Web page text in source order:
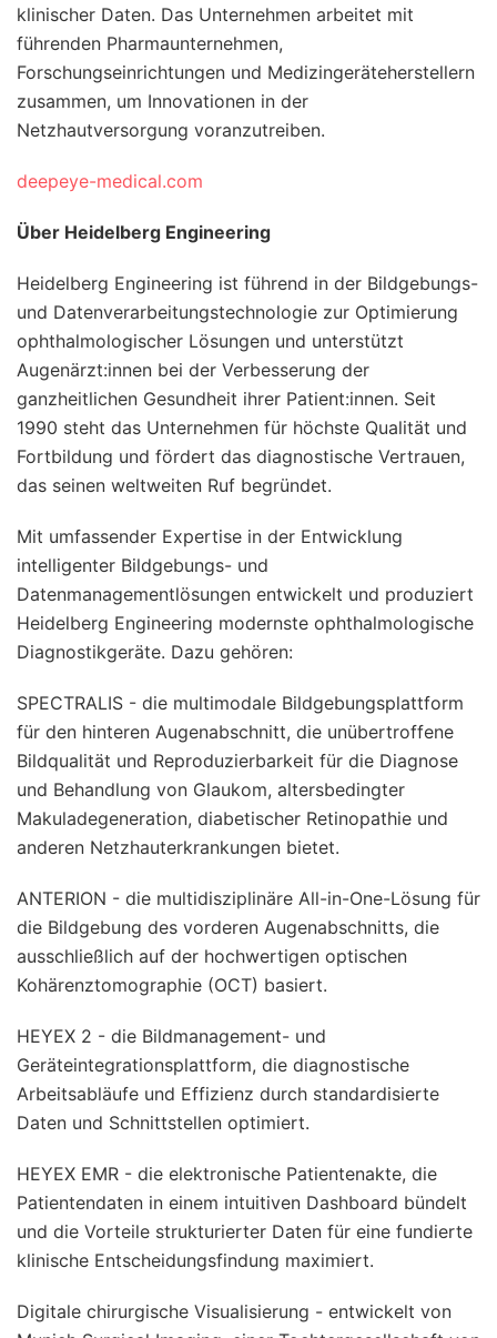
klinischer Daten. Das Unternehmen arbeitet mit
führenden Pharmaunternehmen,
Forschungseinrichtungen und Medizingeräteherstellern
zusammen, um Innovationen in der
Netzhautversorgung voranzutreiben.
deepeye-medical.com
Über Heidelberg Engineering
Heidelberg Engineering ist führend in der Bildgebungs-
und Datenverarbeitungstechnologie zur Optimierung
ophthalmologischer Lösungen und unterstützt
Augenärzt:innen bei der Verbesserung der
ganzheitlichen Gesundheit ihrer Patient:innen. Seit
1990 steht das Unternehmen für höchste Qualität und
Fortbildung und fördert das diagnostische Vertrauen,
das seinen weltweiten Ruf begründet.
Mit umfassender Expertise in der Entwicklung
intelligenter Bildgebungs- und
Datenmanagementlösungen entwickelt und produziert
Heidelberg Engineering modernste ophthalmologische
Diagnostikgeräte. Dazu gehören:
SPECTRALIS - die multimodale Bildgebungsplattform
für den hinteren Augenabschnitt, die unübertroffene
Bildqualität und Reproduzierbarkeit für die Diagnose
und Behandlung von Glaukom, altersbedingter
Makuladegeneration, diabetischer Retinopathie und
anderen Netzhauterkrankungen bietet.
ANTERION - die multidisziplinäre All-in-One-Lösung für
die Bildgebung des vorderen Augenabschnitts, die
ausschließlich auf der hochwertigen optischen
Kohärenztomographie (OCT) basiert.
HEYEX 2 - die Bildmanagement- und
Geräteintegrationsplattform, die diagnostische
Arbeitsabläufe und Effizienz durch standardisierte
Daten und Schnittstellen optimiert.
HEYEX EMR - die elektronische Patientenakte, die
Patientendaten in einem intuitiven Dashboard bündelt
und die Vorteile strukturierter Daten für eine fundierte
klinische Entscheidungsfindung maximiert.
Digitale chirurgische Visualisierung - entwickelt von